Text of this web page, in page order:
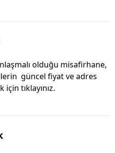
olduğu misafirhane,
güncel fiyat ve adres
tıklayınız.